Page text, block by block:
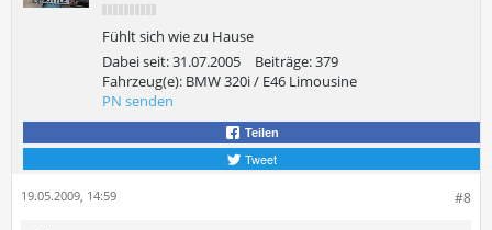
Fühlt sich wie zu Hause
Dabei seit:31.07.2005 Beiträge:379
Fahrzeug(e): BMW 320i / E46 Limousine
PN senden
Teilen
Tweet
#8
19.05.2009, 14:59